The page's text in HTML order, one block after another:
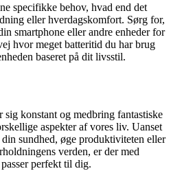
specifikke behov, hvad end det
eller hverdagskomfort. Sørg for,
smartphone eller andre enheder for
hvor meget batteritid du har brug
baseret på dit livsstil.
konstant og medbring fantastiske
aspekter af vores liv. Uanset
sundhed, øge produktiviteten eller
verden, er der med
perfekt til dig.